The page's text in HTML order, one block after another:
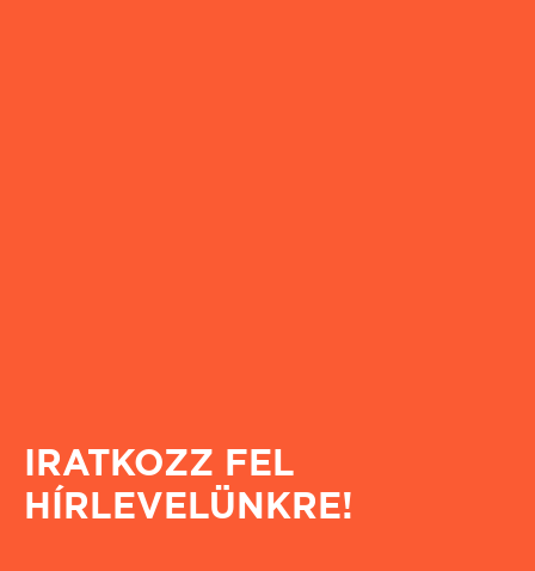
IRATKOZZ FEL
HÍRLEVELÜNKRE!